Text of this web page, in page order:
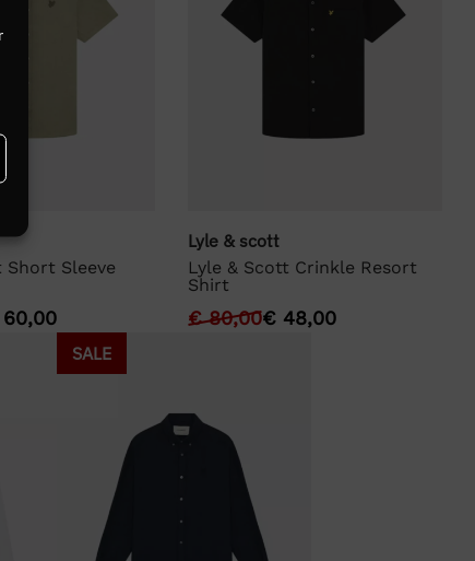
Short Sleeve
60,00
Lyle & scott
Lyle & Scott Crinkle Resort
Shirt
€80,00€ 48,00
SALE